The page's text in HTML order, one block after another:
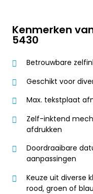
Kenmerken
5430
Betrouwbare
Geschikt voor
Max. tekstplaat
Zelf-inktend
afdrukken
Doordraaibare
aanpassingen
Keuze uit diverse
rood, groen of